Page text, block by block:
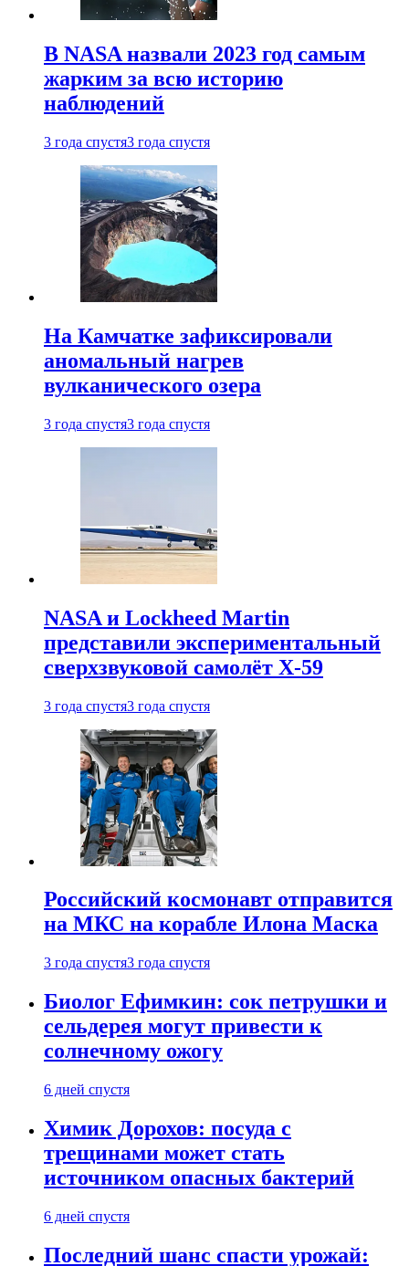
В NASA назвали 2023 год самым
жарким за всю историю
наблюдений
3 года спустя3 года спустя
На Камчатке зафиксировали
аномальный нагрев
вулканического озера
3 года спустя3 года спустя
NASA и Lockheed Martin
представили экспериментальный
сверхзвуковой самолёт X-59
3 года спустя3 года спустя
Российский космонавт отправится
на МКС на корабле Илона Маска
3 года спустя3 года спустя
Биолог Ефимкин: сок петрушки и
сельдерея могут привести к
солнечному ожогу
6 дней спустя
Химик Дорохов: посуда с
трещинами может стать
источником опасных бактерий
6 дней спустя
Последний шанс спасти урожай: